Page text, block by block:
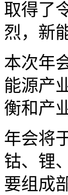
取得了
烈，新
本次年
能源产
衡和产
年会将
钴、锂
要组成